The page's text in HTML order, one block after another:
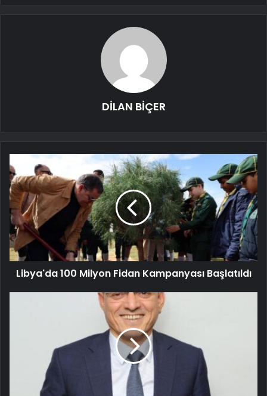
DİLAN BİÇER
Libya'da 100 Milyon Fidan Kampanyası Başlatıldı